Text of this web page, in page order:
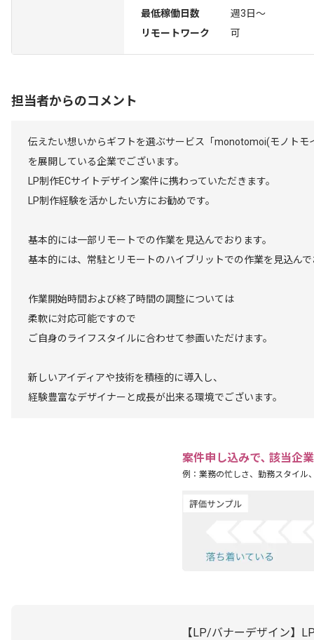
最低稼働日数
週3日〜
リモートワーク
可
担当者からのコメント
伝えたい想いからギフトを選ぶサービス「monotomoi(モノトモ
を展開している企業でございます。
LP制作ECサイトデザイン案件に携わっていただきます。
LP制作経験を活かしたい方にお勧めです。
基本的には一部リモートでの作業を見込んでおります。
基本的には、常駐とリモートのハイブリットでの作業を見込ん
作業開始時間および終了時間の調整については
柔軟に対応可能ですので
ご自身のライフスタイルに合わせて参画いただけます。
新しいアイディアや技術を積極的に導入し、
経験豊富なデザイナーと成長が出来る環境でございます。
案件申し込みで､ 該当企
例：業務の忙しさ、勤務スタイル
【LP/バナーデザイン】